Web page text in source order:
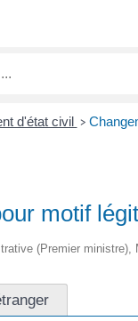
d'état civil >
motif
(Premier